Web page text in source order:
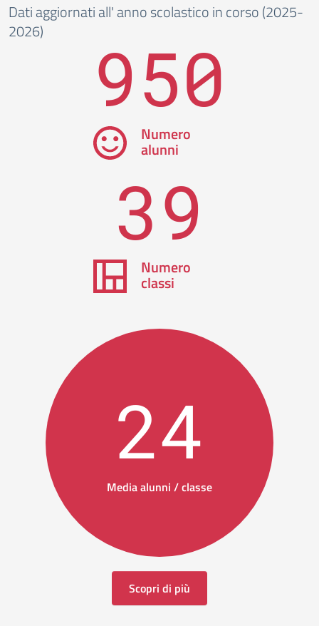
Dati aggiornati all' anno scolastico in corso (2025-
2026)
950
Numero
alunni
39
Numero
classi
24
Media alunni / classe
Scopri di più